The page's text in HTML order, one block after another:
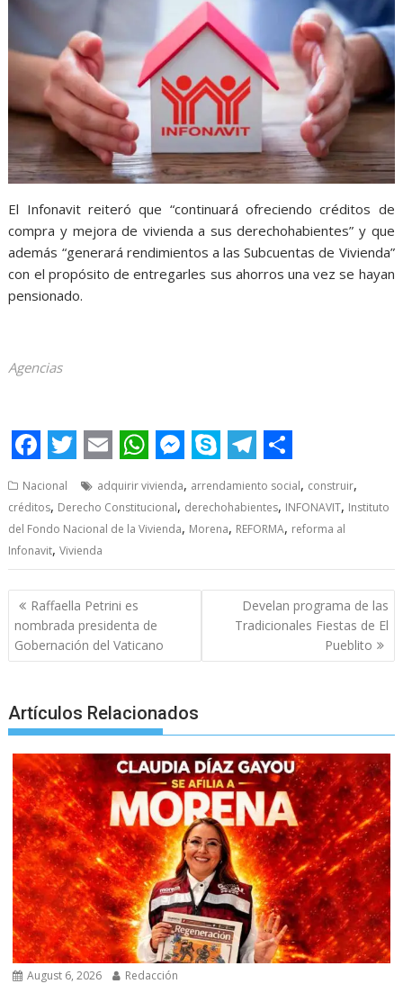
El Infonavit reiteró que “continuará ofreciendo créditos de
compra y mejora de vivienda a sus derechohabientes” y que
además “generará rendimientos a las Subcuentas de Vivienda”
con el propósito de entregarles sus ahorros una vez se hayan
pensionado.
Agencias
F
a
c
e
b
o
o
k
T
w
i
t
t
e
r
E
m
a
i
l
W
h
a
t
s
A
p
p
M
e
s
s
e
n
g
e
r
S
k
y
p
e
T
e
l
e
g
r
m
S
h
a
r
e
Nacional adquirir vivienda, arrendamiento social, construir,
créditos, Derecho Constitucional, derechohabientes, INFONAVIT, Instituto
del Fondo Nacional de la Vivienda, Morena, REFORMA, reforma al
Infonavit,Vivienda
Post
navigation
Raffaella Petrini es
nombrada presidenta de
Gobernación del Vaticano
Develan programa de las
Tradicionales Fiestas de El
Pueblito
Artículos Relacionados
August 6, 2026 Redacción